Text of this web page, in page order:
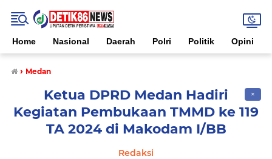
Home Nasional Daerah Polri Politik Opini
› Medan
✕
Ketua DPRD Medan Hadiri
Kegiatan Pembukaan TMMD ke 119
TA 2024 di Makodam I/BB
Redaksi